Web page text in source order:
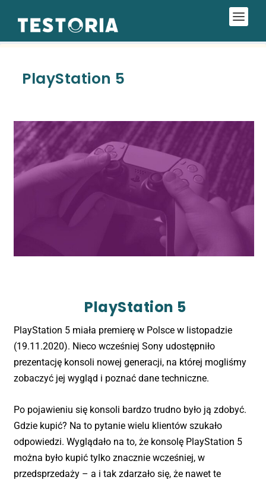
PlayStation 5
PlayStation 5
PlayStation 5 miała premierę w Polsce w listopadzie
(19.11.2020). Nieco wcześniej Sony udostępniło
prezentację konsoli nowej generacji, na której mogliśmy
zobaczyć jej wygląd i poznać dane techniczne.
Po pojawieniu się konsoli bardzo trudno było ją zdobyć.
Gdzie kupić? Na to pytanie wielu klientów szukało
odpowiedzi. Wyglądało na to, że konsolę PlayStation 5
można było kupić tylko znacznie wcześniej, w
przedsprzedaży – a i tak zdarzało się, że nawet te